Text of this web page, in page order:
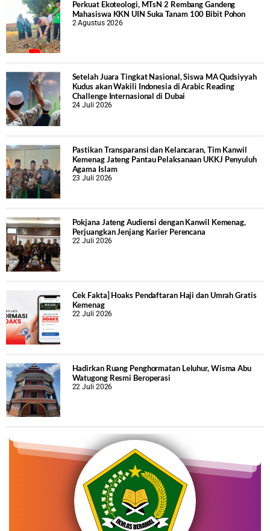
Perkuat Ekoteologi, MTsN 2 Rembang Gandeng
Mahasiswa KKN UIN Suka Tanam 100 Bibit Pohon
2 Agustus 2026
Setelah Juara Tingkat Nasional, Siswa MA Qudsiyyah
Kudus akan Wakili Indonesia di Arabic Reading
Challenge Internasional di Dubai
24 Juli 2026
Pastikan Transparansi dan Kelancaran, Tim Kanwil
Kemenag Jateng Pantau Pelaksanaan UKKJ Penyuluh
Agama Islam
23 Juli 2026
Pokjana Jateng Audiensi dengan Kanwil Kemenag,
Perjuangkan Jenjang Karier Perencana
22 Juli 2026
Cek Fakta] Hoaks Pendaftaran Haji dan Umrah Gratis
Kemenag
22 Juli 2026
Hadirkan Ruang Penghormatan Leluhur, Wisma Abu
Watugong Resmi Beroperasi
22 Juli 2026